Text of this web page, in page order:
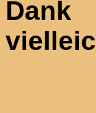
Dank